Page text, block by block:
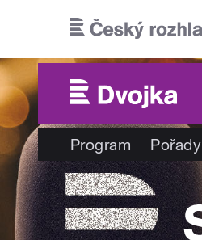
Program Pořady